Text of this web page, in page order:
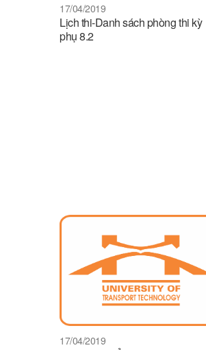
17/04/2019
Lịch thi-Danh sách phòng thi kỳ
phụ 8.2
17/04/2019